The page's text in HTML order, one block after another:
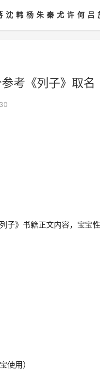
沈 韩 杨 朱 秦 尤 许 何 吕
考《列子》取名
子》书籍正文内容，宝宝
使用）